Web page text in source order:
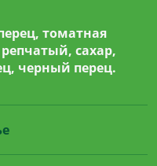
томатная
сахар,
черный перец.